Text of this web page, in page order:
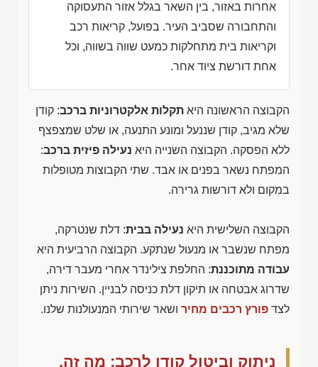
אחרות באזור, בין השאר בגלל אזור התעסוקה
והתחבורה שסביב העיר. בפועל, קריאות רכב
וקריאות בית מתחלקות כמעט שווה בשווה, וכל
אחת דורשת ציוד אחר.
הקבוצה הראשונה היא תקלות אלקטרוניות ברכב: קודן
שלא מגיב, קודן שננעל ומונע התנעה, או שלט שמצפצף
ללא הפסקה. הקבוצה השנייה היא נעילה פיזית ברכב:
המפתח נשאר בפנים או אבד. שתי הקבוצות מטופלות
במקום ולא דורשות גרירה.
הקבוצה השלישית היא נעילה בבית: דלת שנטרקה,
מפתח שנשבר או מנעול שנתקע. הקבוצה הרביעית היא
עבודה מתוכננת: החלפת צילינדר אחרי מעבר דירה,
שדרוג אבטחה או תיקון דלת כניסה לבניין. השירות ניתן
לצד פורץ רכבים מחיר ושאר שירותי המנעולנות שלנו.
ניתוק וביטול קודן לרכב: מה זה,